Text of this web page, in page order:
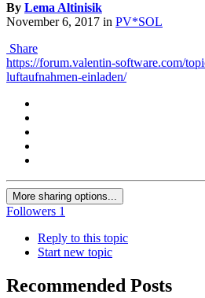
By Lema Altinisik
November 6, 2017 in PV*SOL
Share
https://forum.valentin-software.com/
luftaufnahmen-einladen/
More sharing options...
Followers 1
Reply to this topic
Start new topic
Recommended Posts